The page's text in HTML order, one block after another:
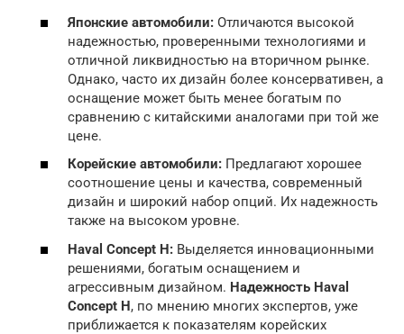
Японские автомобили: Отличаются высокой
надежностью, проверенными технологиями и
отличной ликвидностью на вторичном рынке.
Однако, часто их дизайн более консервативен, а
оснащение может быть менее богатым по
сравнению с китайскими аналогами при той же
цене.
Корейские автомобили: Предлагают хорошее
соотношение цены и качества, современный
дизайн и широкий набор опций. Их надежность
также на высоком уровне.
Haval Concept H: Выделяется инновационными
решениями, богатым оснащением и
агрессивным дизайном. Надежность Haval
Concept H, по мнению многих экспертов, уже
приближается к показателям корейских